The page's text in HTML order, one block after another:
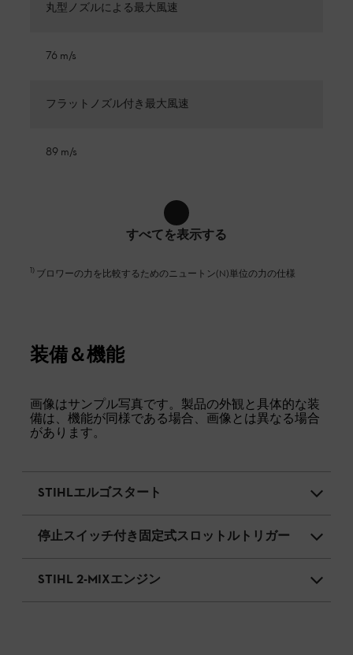
丸型ノズルによる最大風速
76 m/s
フラットノズル付き最大風速
89 m/s
すべてを表示する
1) ブロワーの力を比較するためのニュートン(N)単位の力の仕様
装備＆機能
画像はサンプル写真です。製品の外観と具体的な装
備は、機能が同様である場合、画像とは異なる場合
があります。
STIHLエルゴスタート
停止スイッチ付き固定式スロットルトリガー
STIHL 2-MIXエンジン